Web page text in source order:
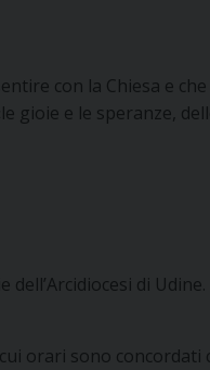
con la Chiesa e
gioie e le speranze,
di Udine.
orari sono